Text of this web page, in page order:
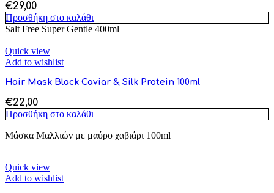
€29,00
Προσθήκη στο καλάθι
Salt Free Super Gentle 400ml
Quick view
Add to wishlist
Hair Mask Black Caviar & Silk Protein 100ml
€22,00
Προσθήκη στο καλάθι
Μάσκα Μαλλιών με μαύρο χαβιάρι 100ml
Quick view
Add to wishlist